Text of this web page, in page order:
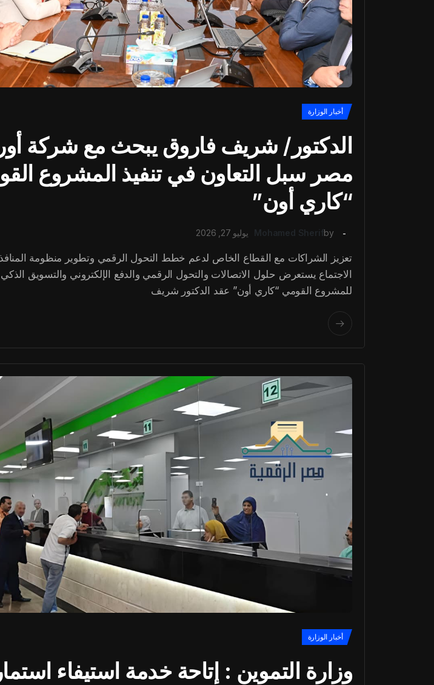
أخبار الوزارة
الدكتور/ شريف فاروق يبحث مع شركة
مصر سبل التعاون في تنفيذ المشروع
“كاري أون”
by
Mohamed Sherif يوليو 27, 2026
تعزيز الشراكات مع القطاع الخاص لدعم خطط التحول الرقمي وتطوير منظومة المنافذ
الاجتماع يستعرض حلول الاتصالات والتحول الرقمي والدفع الإلكتروني والتسويق
للمشروع القومي “كاري أون” عقد الدكتور شريف
أخبار الوزارة
وزارة التموين : إتاحة خدمة استيفاء